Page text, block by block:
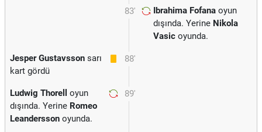
83' Ibrahima Fofana oyun
dışında. Yerine Nikola
Vasic oyunda.
88'
Jesper Gustavsson sarı
kart gördü
89'
Ludwig Thorell
oyun
dışında. Yerine Romeo
Leandersson oyunda.